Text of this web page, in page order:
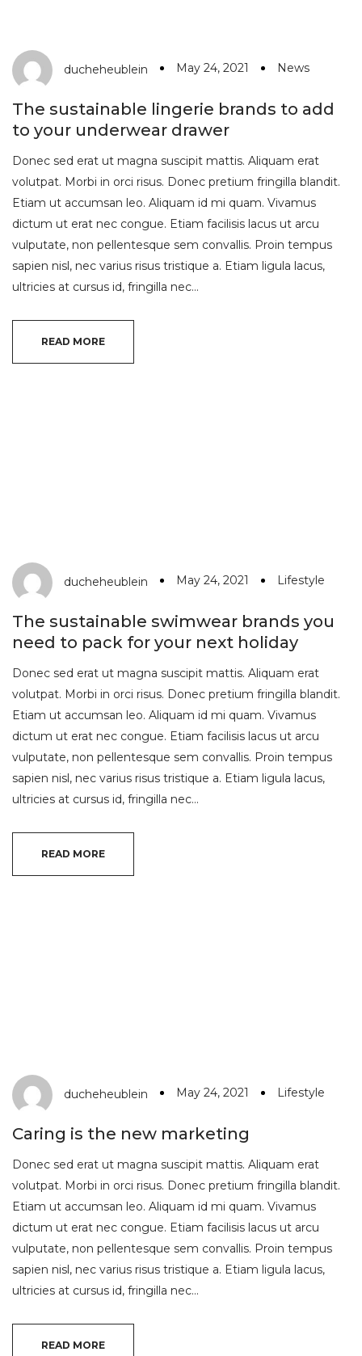
ducheheublein May 24, 2021 News
The sustainable lingerie brands to add
to your underwear drawer
Donec sed erat ut magna suscipit mattis. Aliquam erat
volutpat. Morbi in orci risus. Donec pretium fringilla blandit.
Etiam ut accumsan leo. Aliquam id mi quam. Vivamus
dictum ut erat nec congue. Etiam facilisis lacus ut arcu
vulputate, non pellentesque sem convallis. Proin tempus
sapien nisl, nec varius risus tristique a. Etiam ligula lacus,
ultricies at cursus id, fringilla nec…
READ MORE
ducheheublein May 24, 2021 Lifestyle
The sustainable swimwear brands you
need to pack for your next holiday
Donec sed erat ut magna suscipit mattis. Aliquam erat
volutpat. Morbi in orci risus. Donec pretium fringilla blandit.
Etiam ut accumsan leo. Aliquam id mi quam. Vivamus
dictum ut erat nec congue. Etiam facilisis lacus ut arcu
vulputate, non pellentesque sem convallis. Proin tempus
sapien nisl, nec varius risus tristique a. Etiam ligula lacus,
ultricies at cursus id, fringilla nec…
READ MORE
ducheheublein May 24, 2021 Lifestyle
Caring is the new marketing
Donec sed erat ut magna suscipit mattis. Aliquam erat
volutpat. Morbi in orci risus. Donec pretium fringilla blandit.
Etiam ut accumsan leo. Aliquam id mi quam. Vivamus
dictum ut erat nec congue. Etiam facilisis lacus ut arcu
vulputate, non pellentesque sem convallis. Proin tempus
sapien nisl, nec varius risus tristique a. Etiam ligula lacus,
ultricies at cursus id, fringilla nec…
READ MORE